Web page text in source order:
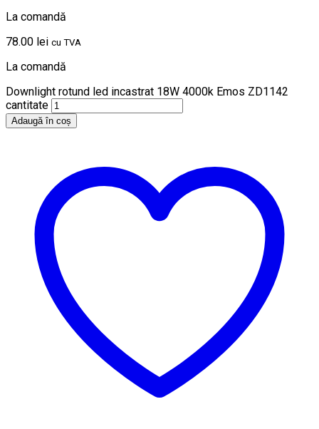
La comandă
78.00 lei cu TVA
La comandă
Downlight rotund led incastrat 18W 4000k Emos ZD1142
cantitate
Adaugă în coș